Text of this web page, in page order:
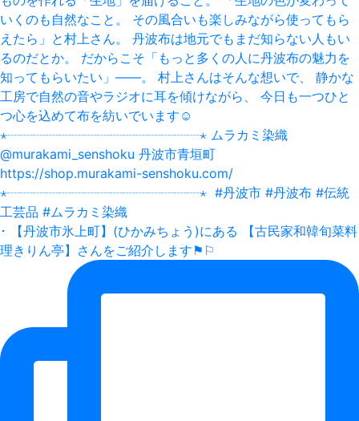
･ 【丹波市氷上町】(ひかみちょう)にある 【古民家和韓旬菜料
理きりん亭】さんをご紹介します⚑⚐